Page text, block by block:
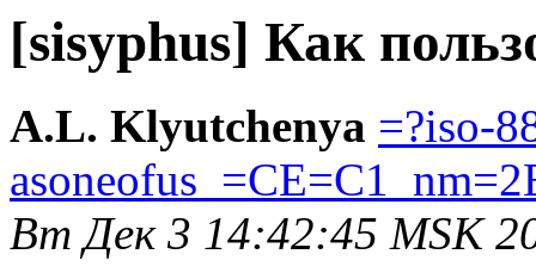
[sisyphus] Как
A.L. Klyutchenya =?iso-
Вт Дек 3 14:42:45 MSK